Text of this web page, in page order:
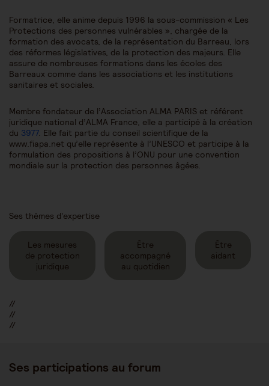
Formatrice, elle anime depuis 1996 la sous-commission « Les
Protections des personnes vulnérables », chargée de la
formation des avocats, de la représentation du Barreau, lors
des réformes législatives, de la protection des majeurs. Elle
assure de nombreuses formations dans les écoles des
Barreaux comme dans les associations et les institutions
sanitaires et sociales.
Membre fondateur de l’Association ALMA PARIS et référent
juridique national d’ALMA France, elle a participé à la création
du 3977. Elle fait partie du conseil scientifique de la
www.fiapa.net qu’elle représente à l’UNESCO et participe à la
formulation des propositions à l’ONU pour une convention
mondiale sur la protection des personnes âgées.
Ses thèmes d'expertise
Les mesures
de protection
juridique
Être
accompagné
au quotidien
Être
aidant
//
//
//
Ses participations au forum